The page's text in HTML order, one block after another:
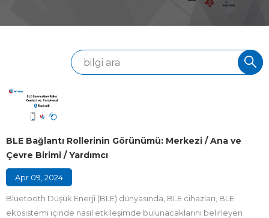
BLE Bağlantı Rollerinin Görünümü: Merkezi / Ana ve
Çevre Birimi / Yardımcı
Apr 09, 2024
Bluetooth Düşük Enerji (BLE) dünyasında, BLE cihazları, BLE
ekosistemi içinde nasıl etkileşimde bulunacaklarını belirleyen